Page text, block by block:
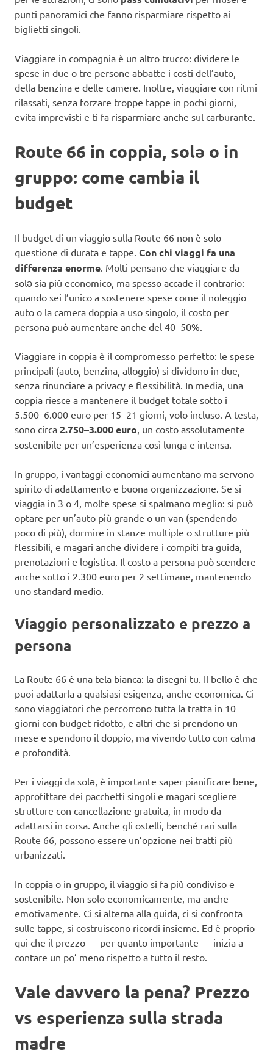
punti panoramici che fanno risparmiare rispetto ai
biglietti singoli.
Viaggiare in compagnia è un altro trucco: dividere le
spese in due o tre persone abbatte i costi dell’auto,
della benzina e delle camere. Inoltre, viaggiare con ritmi
rilassati, senza forzare troppe tappe in pochi giorni,
evita imprevisti e ti fa risparmiare anche sul carburante.
Route 66 in coppia, solə o in
gruppo: come cambia il
budget
Il budget di un viaggio sulla Route 66 non è solo
questione di durata e tappe. Con chi viaggi fa una
differenza enorme . Molti pensano che viaggiare da
solə sia più economico, ma spesso accade il contrario:
quando sei l’unico a sostenere spese come il noleggio
auto o la camera doppia a uso singolo, il costo per
persona può aumentare anche del 40–50%.
Viaggiare in coppia è il compromesso perfetto: le spese
principali (auto, benzina, alloggio) si dividono in due,
senza rinunciare a privacy e flessibilità. In media, una
coppia riesce a mantenere il budget totale sotto i
5.500–6.000 euro per 15–21 giorni, volo incluso. A testa,
sono circa 2.750–3.000 euro , un costo assolutamente
sostenibile per un’esperienza così lunga e intensa.
In gruppo, i vantaggi economici aumentano ma servono
spirito di adattamento e buona organizzazione. Se si
viaggia in 3 o 4, molte spese si spalmano meglio: si può
optare per un’auto più grande o un van (spendendo
poco di più), dormire in stanze multiple o strutture più
flessibili, e magari anche dividere i compiti tra guida,
prenotazioni e logistica. Il costo a persona può scendere
anche sotto i 2.300 euro per 2 settimane, mantenendo
uno standard medio.
Viaggio personalizzato e prezzo a
persona
La Route 66 è una tela bianca: la disegni tu. Il bello è che
puoi adattarla a qualsiasi esigenza, anche economica. Ci
sono viaggiatori che percorrono tutta la tratta in 10
giorni con budget ridotto, e altri che si prendono un
mese e spendono il doppio, ma vivendo tutto con calma
e profondità.
Per i viaggi da solə, è importante saper pianificare bene,
approfittare dei pacchetti singoli e magari scegliere
strutture con cancellazione gratuita, in modo da
adattarsi in corsa. Anche gli ostelli, benché rari sulla
Route 66, possono essere un’opzione nei tratti più
urbanizzati.
In coppia o in gruppo, il viaggio si fa più condiviso e
sostenibile. Non solo economicamente, ma anche
emotivamente. Ci si alterna alla guida, ci si confronta
sulle tappe, si costruiscono ricordi insieme. Ed è proprio
qui che il prezzo — per quanto importante — inizia a
contare un po’ meno rispetto a tutto il resto.
Vale davvero la pena? Prezzo
vs esperienza sulla strada
madre